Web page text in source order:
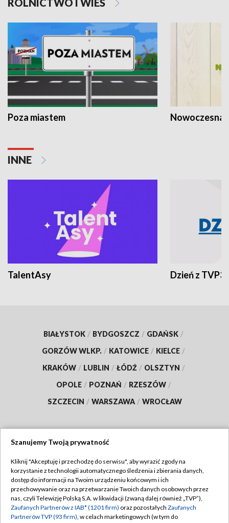
Poza miastem Nowoczesna
INNE
TalentAsy Dzień z TVP3
BIAŁYSTOK / BYDGOSZCZ / GDAŃSK /
GORZÓW WLKP. / KATOWICE / KIELCE /
KRAKÓW / LUBLIN / ŁÓDŹ / OLSZTYN /
OPOLE / POZNAŃ / RZESZÓW /
SZCZECIN / WARSZAWA / WROCŁAW
TVP
Abonament TVP
Emisja w TVP
Regulamin TVP
Polityka prywatności
Szanujemy Twoją prywatność
Kliknij "Akceptuję i przechodzę do serwisu", aby wyrazić zgody na
korzystanie z technologii automatycznego śledzenia i zbierania danych,
dostęp do informacji na Twoim urządzeniu końcowym i ich
przechowywanie oraz na przetwarzanie Twoich danych osobowych przez
nas, czyli Telewizję Polską S.A. w likwidacji (zwaną dalej również „TVP”),
Zaufanych Partnerów z IAB* (1201 firm) oraz pozostałych Zaufanych
Partnerów TVP (93 firm), w celach marketingowych (w tym do